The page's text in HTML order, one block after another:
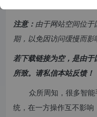
注意： 由于网站空间位
期，以免因访问缓慢而影
若下载链接为空，是由
所致。请私信本站反馈！
众所周知，很多智
统，在一方操作互不影响